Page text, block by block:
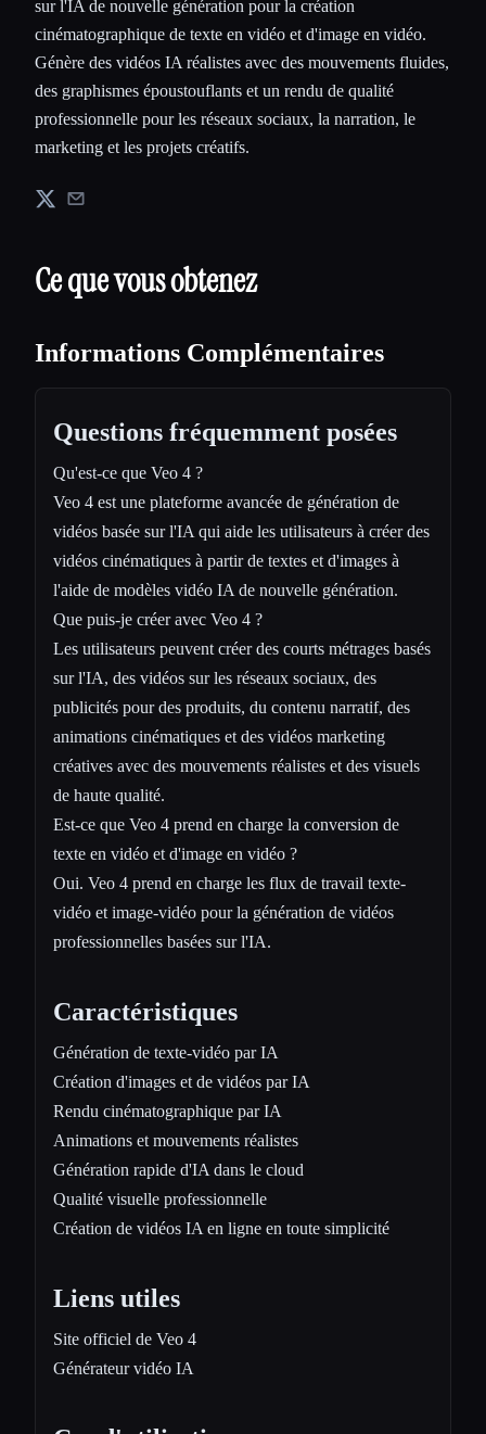
sur l'IA de nouvelle génération pour la création
cinématographique de texte en vidéo et d'image en vidéo.
Génère des vidéos IA réalistes avec des mouvements fluides,
des graphismes époustouflants et un rendu de qualité
professionnelle pour les réseaux sociaux, la narration, le
marketing et les projets créatifs.
Ce que vous obtenez
Informations Complémentaires
Questions fréquemment posées
Qu'est-ce que Veo 4 ?
Veo 4 est une plateforme avancée de génération de
vidéos basée sur l'IA qui aide les utilisateurs à créer des
vidéos cinématiques à partir de textes et d'images à
l'aide de modèles vidéo IA de nouvelle génération.
Que puis-je créer avec Veo 4 ?
Les utilisateurs peuvent créer des courts métrages basés
sur l'IA, des vidéos sur les réseaux sociaux, des
publicités pour des produits, du contenu narratif, des
animations cinématiques et des vidéos marketing
créatives avec des mouvements réalistes et des visuels
de haute qualité.
Est-ce que Veo 4 prend en charge la conversion de
texte en vidéo et d'image en vidéo ?
Oui. Veo 4 prend en charge les flux de travail texte-
vidéo et image-vidéo pour la génération de vidéos
professionnelles basées sur l'IA.
Caractéristiques
Génération de texte-vidéo par IA
Création d'images et de vidéos par IA
Rendu cinématographique par IA
Animations et mouvements réalistes
Génération rapide d'IA dans le cloud
Qualité visuelle professionnelle
Création de vidéos IA en ligne en toute simplicité
Liens utiles
Site officiel de Veo 4
Générateur vidéo IA